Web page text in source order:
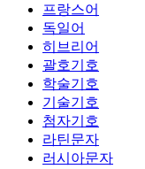
프랑스어
독일어
히브리어
괄호기호
학술기호
기술기호
첨자기호
라틴문자
러시아문자